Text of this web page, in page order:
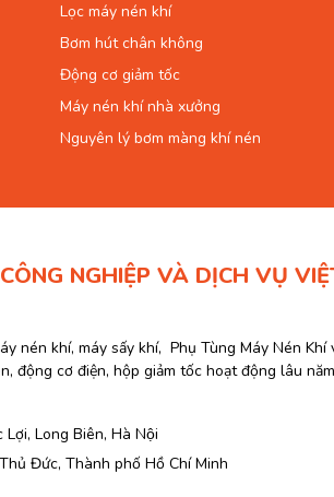
Lọc máy nén khí
Bơm hút chân không
Động cơ giảm tốc
Máy nén khí nhà xưởng
Nguyên lý bơm màng khí nén
NGHIỆP VÀ DỊCH VỤ
nén khí, máy sấy khí, Phụ Tùng Máy Nén Khí
động cơ điện, hộp giảm tốc hoạt động lâu năm
Long Biên, Hà Nội
Đức, Thành phố Hồ Chí Minh